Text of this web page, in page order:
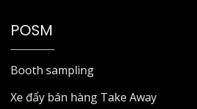
POSM
Booth sampling
Xe đẩy bán hàng Take Away